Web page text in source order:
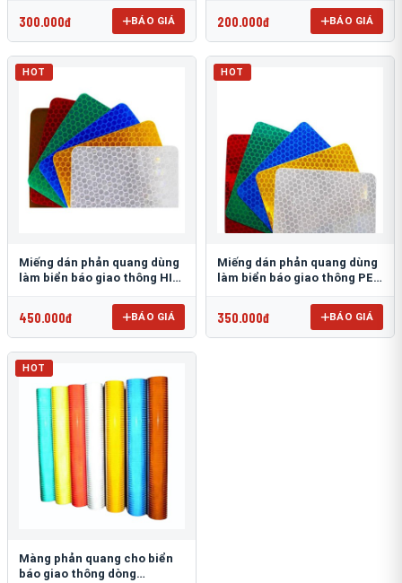
300.000đ BÁO GIÁ 200.000đ BÁO GIÁ
HOT
Miếng dán phản quang dùng
làm biển báo giao thông HIP
450.000đ BÁO GIÁ
HOT
Miếng dán phản quang dùng
làm biển báo giao thông PEG
350.000đ BÁO GIÁ
HOT
Màng phản quang cho biển
báo giao thông dòng